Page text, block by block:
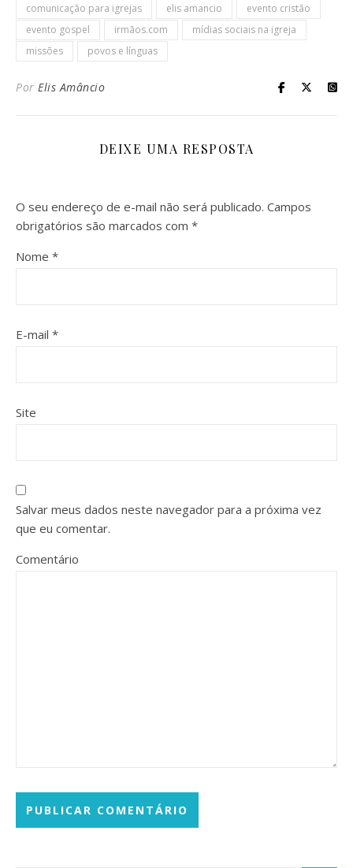
comunicação para igrejas elis amancio
evento cristão
evento gospel
irmãos.com
mídias sociais na igreja
missões
povos e línguas
Por Elis Amâncio
DEIXE UMA RESPOSTA
O seu endereço de e-mail não será publicado. Campos
obrigatórios são marcados com *
Nome *
E-mail *
Site
Salvar meus dados neste navegador para a próxima vez
que eu comentar.
Comentário